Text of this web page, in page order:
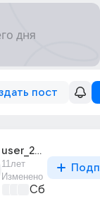
пост
user_25106490
11лет
Изменено
Сборная